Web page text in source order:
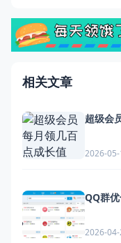
相关文章
超级会
2026-
QQ群
2026-